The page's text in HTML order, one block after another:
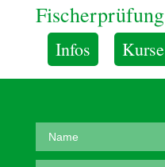
Fischerprüfung
Infos Kurse